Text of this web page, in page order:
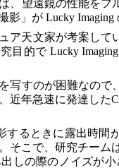
、望遠鏡の性能をフ
」が Lucky Imaging
ア天文家が考案し
目的で Lucky
写すのが困難なので
近年急速に発達した
するときに露出時間
そこで、研究チーム
しの際のノイズが